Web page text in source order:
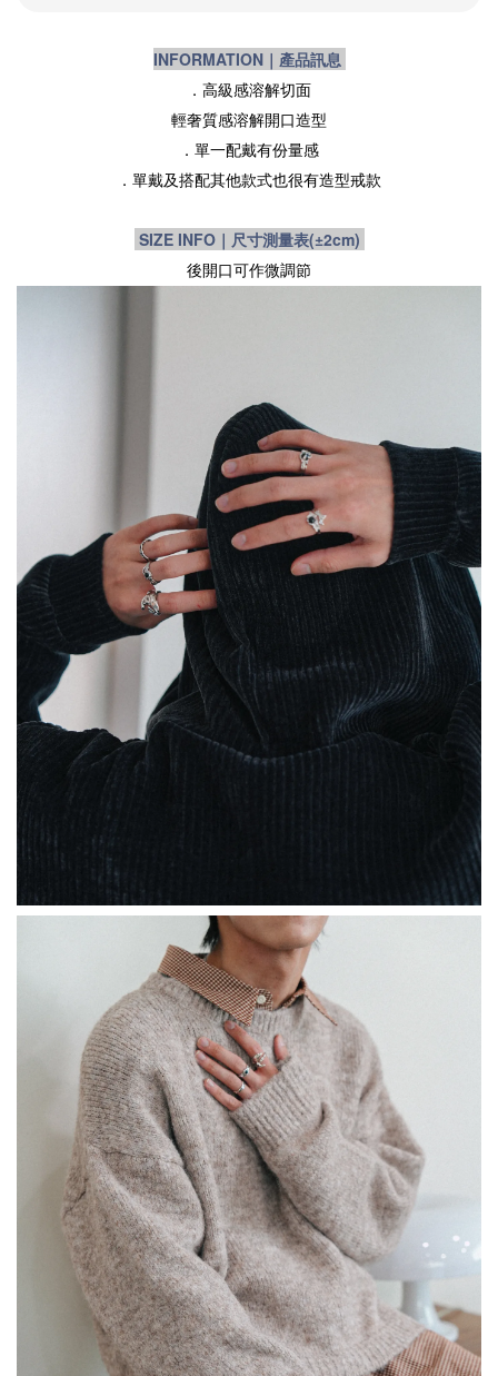
INFORMATION｜產品訊息
．高級感溶解切面
輕奢質感溶解開口造型
． 單一配戴有份量感
．單戴及搭配其他款式也很有造型戒款
SIZE INFO｜尺寸測量表(±2cm)
後開口可作微調節